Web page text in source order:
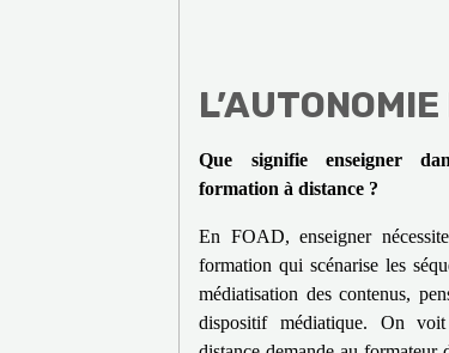
Que signifie enseigner
formation à distance ?
En FOAD, enseigner
formation qui scénarise les
médiatisation des contenus,
dispositif médiatique. On